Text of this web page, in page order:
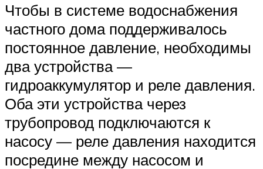
Чтобы в системе водоснабжения
частного дома поддерживалось
постоянное давление, необходимы
два устройства —
гидроаккумулятор и реле давления.
Оба эти устройства через
трубопровод подключаются к
насосу — реле давления находится
посредине между насосом и